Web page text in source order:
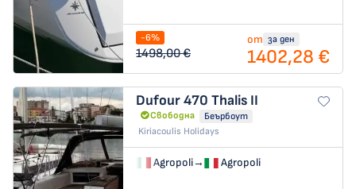
-6%
1498,00 €
от за ден
1402,28 €
Dufour 470 Thalis II
Свободна
Беърбоут
Kiriacoulis Holidays
Agropoli→ Agropoli